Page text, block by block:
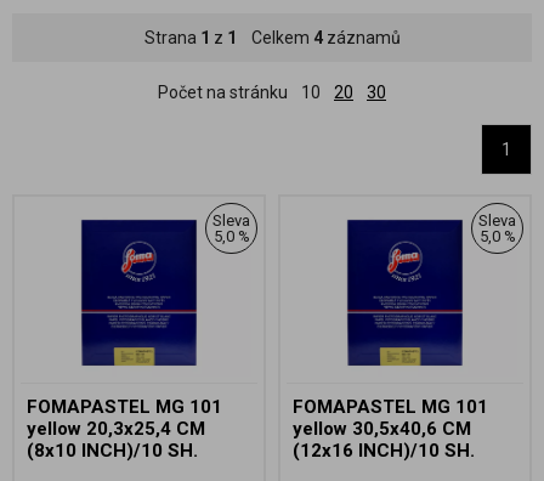
Strana 1 z 1 Celkem 4záznamů
Počet na stránku 10 20 30
1
Sleva
5,0 %
FOMAPASTEL MG 101
yellow 20,3x25,4 CM
(8x10 INCH)/10 SH.
Sleva
5,0 %
FOMAPASTEL MG 101
yellow 30,5x40,6 CM
(12x16 INCH)/10 SH.